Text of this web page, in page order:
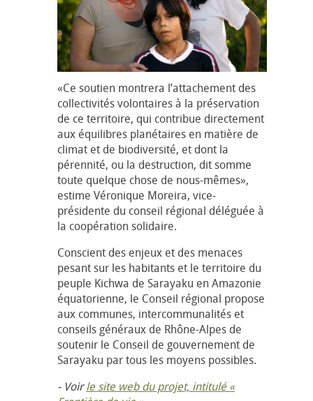
«Ce soutien montrera l’attachement des
collectivités volontaires à la préservation
de ce territoire, qui contribue directement
aux équilibres planétaires en matière de
climat et de biodiversité, et dont la
pérennité, ou la destruction, dit somme
toute quelque chose de nous-mêmes»,
estime Véronique Moreira, vice-
présidente du conseil régional déléguée à
la coopération solidaire.
Conscient des enjeux et des menaces
pesant sur les habitants et le territoire du
peuple Kichwa de Sarayaku en Amazonie
équatorienne, le Conseil régional propose
aux communes, intercommunalités et
conseils généraux de Rhône-Alpes de
soutenir le Conseil de gouvernement de
Sarayaku par tous les moyens possibles.
- Voirle site web du projet, intitulé «